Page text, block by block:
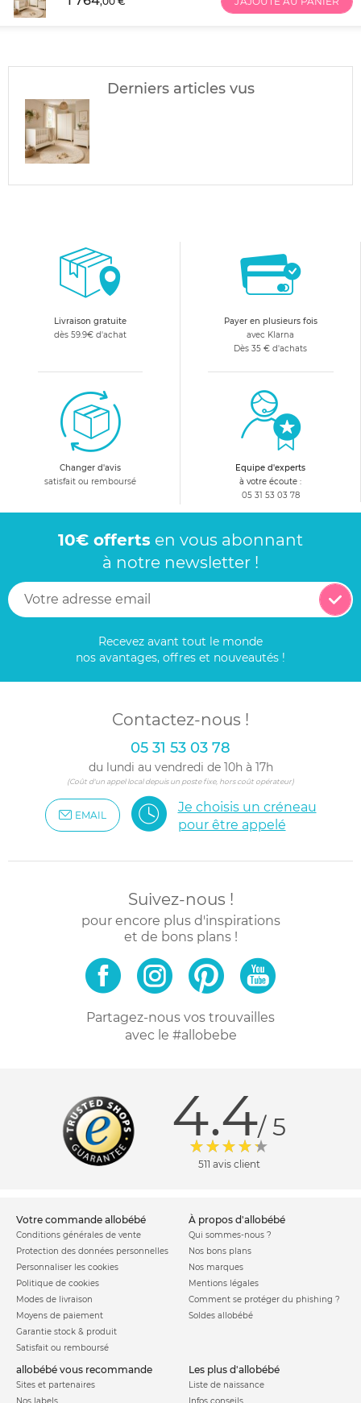
Derniers articles vus
Livraison gratuite
dès 59.9€ d'achat
Payer en plusieurs fois
avec Klarna
Dès 35 € d'achats
Changer d'avis
satisfait ou remboursé
Equipe d'experts
à votre écoute :
05 31 53 03 78
10€ offerts en vous abonnant
à notre newsletter !
Recevez avant tout le monde
nos avantages, offres et nouveautés !
Contactez-nous !
05 31 53 03 78
du lundi au vendredi de 10h à 17h
(Coût d'un appel local depuis un poste fixe, hors coût opérateur)
EMAIL
Je choisis un créneau
pour être appelé
Suivez-nous !
pour encore plus d'inspirations
et de bons plans !
Partagez-nous vos trouvailles
avec le #allobebe
4.4/ 5
511 avis client
votre commande allobébé
Conditions générales de vente
Protection des données personnelles
Personnaliser les cookies
Politique de cookies
Modes de livraison
Moyens de paiement
Garantie stock & produit
Satisfait ou remboursé
à propos d'allobébé
Qui sommes-nous ?
Nos bons plans
Nos marques
Mentions légales
Comment se protéger du phishing ?
Soldes allobébé
allobébé vous recommande
Sites et partenaires
Nos labels
les plus d'allobébé
Liste de naissance
Infos conseils